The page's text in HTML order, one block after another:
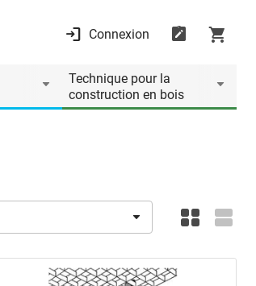
Connexion
Technique pour la
construction en bois